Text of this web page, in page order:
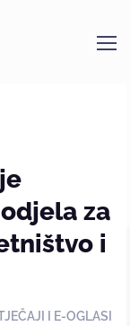
za
i
I E-OGLASI